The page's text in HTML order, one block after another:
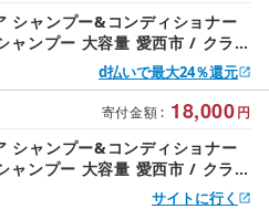
シャンプー&コンディショナー
ャンプー 大容量 愛西市 / クラシ
d払いで最大24％還元
寄付金額 : 18,000円
シャンプー&コンディショナー
ャンプー 大容量 愛西市 / クラシ
サイトに行く